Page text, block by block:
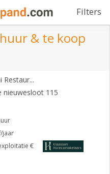
Filters
& te koop
Super Thai Restaurant
nieuwesloot 115
jaar
€